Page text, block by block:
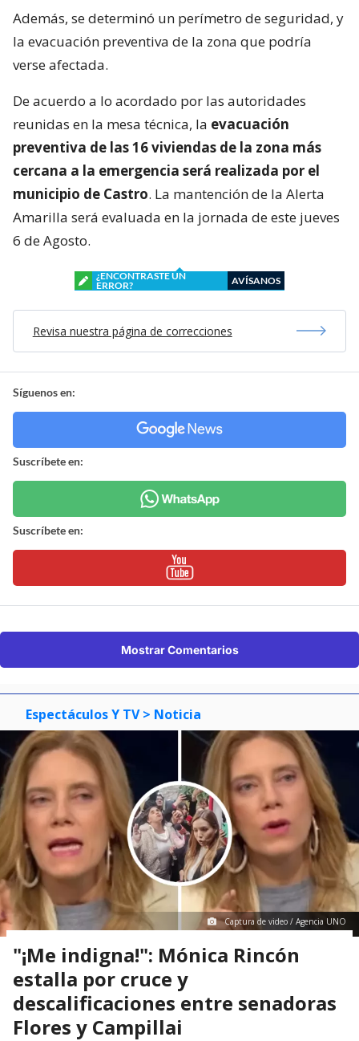
Además, se determinó un perímetro de seguridad, y
la evacuación preventiva de la zona que podría
verse afectada.
De acuerdo a lo acordado por las autoridades
reunidas en la mesa técnica, la evacuación
preventiva de las 16 viviendas de la zona más
cercana a la emergencia será realizada por el
municipio de Castro. La mantención de la Alerta
Amarilla será evaluada en la jornada de este jueves
6 de Agosto.
¿ENCONTRASTE UN
ERROR?
AVÍSANOS
Revisa nuestra página de correcciones
Síguenos en:
Suscríbete en:
Suscríbete en:
Mostrar Comentarios
Espectáculos Y TV > Noticia
Captura de video / Agencia UNO
"¡Me indigna!": Mónica Rincón
estalla por cruce y
descalificaciones entre senadoras
Flores y Campillai